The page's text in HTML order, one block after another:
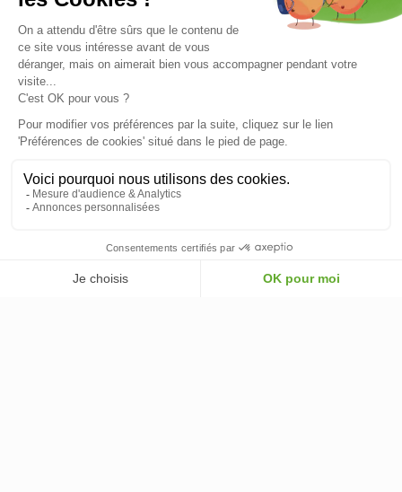
NOTRE SERVICE APRÈS VENTE
NOS PARTENAIRES OFFICIELS
INFORMATIONS
VOTRE COMPTE
© 2026 - ClimOnline - Tous droits réservés